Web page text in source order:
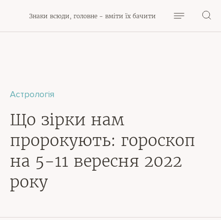
Знаки всюди, головне - вміти їх бачити
Астрологія
Що зірки нам
пророкують: гороскоп
на 5-11 вересня 2022
року